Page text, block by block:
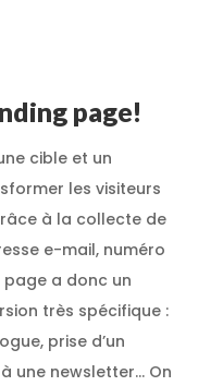
page!
cible et un
les visiteurs
à la collecte de
e-mail, numéro
a donc un
très spécifique :
prise d’un
une newsletter… On